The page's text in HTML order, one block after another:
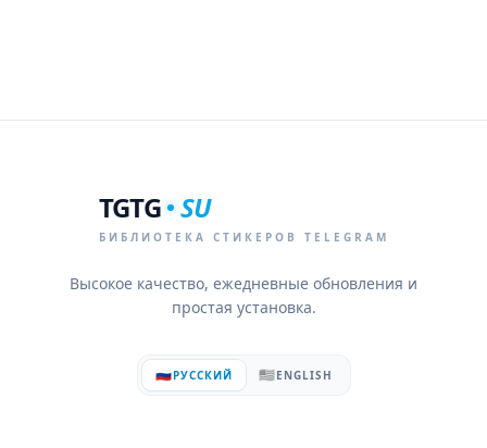
TGTG SU
БИБЛИОТЕКА СТИКЕРОВ TELEGRAM
Высокое качество, ежедневные обновления и
простая установка.
🇷🇺РУССКИЙ 🇺🇸ENGLISH